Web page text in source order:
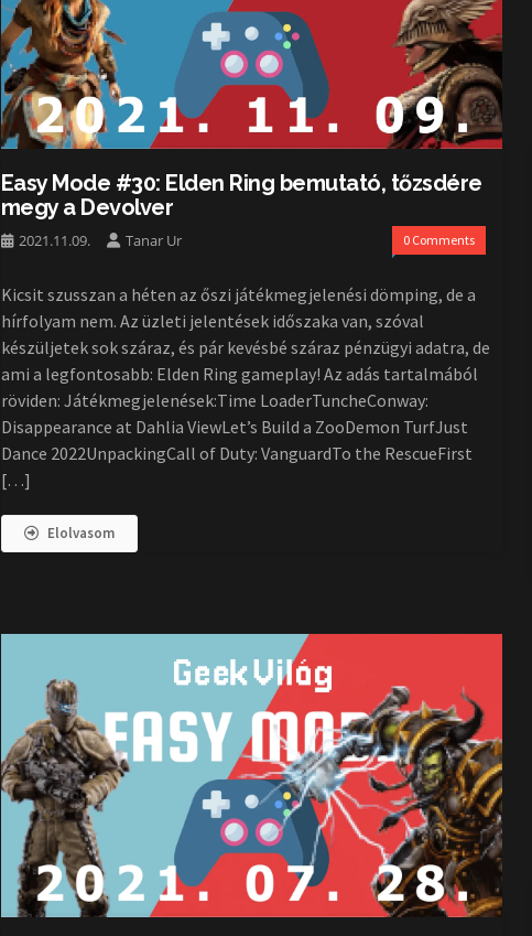
Easy Mode #30: Elden Ring bemutató, tőzsdére
megy a Devolver
2021.11.09. Tanar Ur 0 Comments
Kicsit szusszan a héten az őszi játékmegjelenési dömping, de a
hírfolyam nem. Az üzleti jelentések időszaka van, szóval
készüljetek sok száraz, és pár kevésbé száraz pénzügyi adatra, de
ami a legfontosabb: Elden Ring gameplay! Az adás tartalmából
röviden: Játékmegjelenések:Time LoaderTuncheConway:
Disappearance at Dahlia ViewLet’s Build a ZooDemon TurfJust
Dance 2022UnpackingCall of Duty: VanguardTo the RescueFirst
[…]
Elolvasom